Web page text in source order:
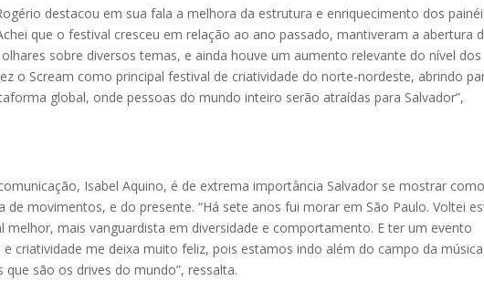
destacou em sua fala a melhora da estrutura e enriquecimento dos
que o festival cresceu em relação ao ano passado, mantiveram a abertura
sobre diversos temas, e ainda houve um aumento relevante do nível dos
o Scream como principal festival de criatividade do norte-nordeste, abrindo
global, onde pessoas do mundo inteiro serão atraídas para Salvador”,
Isabel Aquino, é de extrema importância Salvador se mostrar como
movimentos, e do presente. “Há sete anos fui morar em São Paulo. Voltei
melhor, mais vanguardista em diversidade e comportamento. E ter um evento
criatividade me deixa muito feliz, pois estamos indo além do campo da
são os drives do mundo”, ressalta.